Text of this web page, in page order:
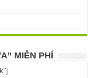
MIỄN PHÍ